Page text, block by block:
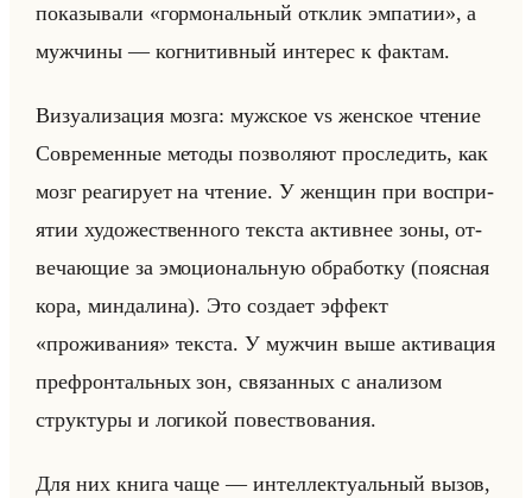
по­ка­зы­ва­ли «гормональный отклик эмпатии», а
муж­чи­ны — ко­гни­тив­ный ин­те­рес к фак­там.
Ви­зу­али­за­ция мозга: муж­ское vs жен­ское чте­ние
Со­вре­мен­ные ме­то­ды поз­во­ля­ют про­сле­дить, как
мозг ре­аги­ру­ет на чте­ние. У жен­щин при вос­при­
ятии ху­до­же­ствен­но­го тек­ста ак­тив­нее зоны, от­
ве­ча­ющие за эмо­ци­ональную об­ра­бот­ку (по­яс­ная
кора, мин­да­ли­на). Это со­зда­ет эф­фект
«проживания» тек­ста. У муж­чин выше ак­ти­ва­ция
пре­фрон­тальных зон, свя­зан­ных с ана­ли­зом
струк­ту­ры и ло­ги­кой по­вест­во­ва­ния.
Для них книга чаще — ин­тел­лек­ту­альный вызов,